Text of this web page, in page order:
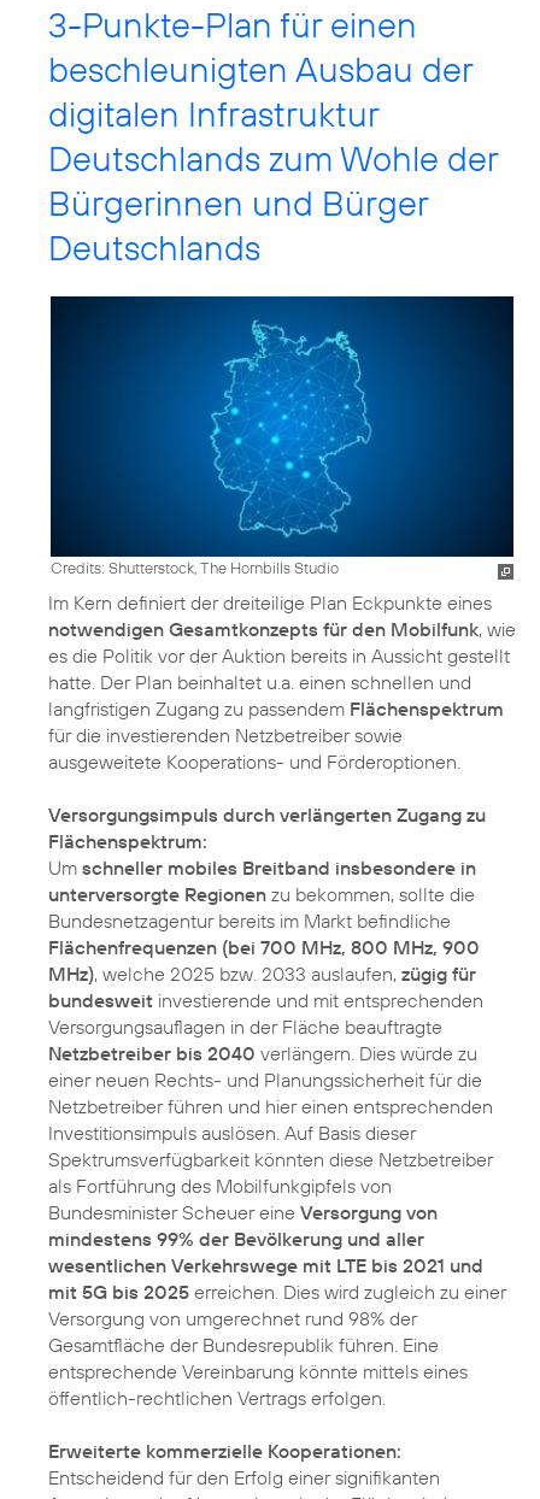
3-Punkte-Plan für einen
beschleunigten Ausbau der
digitalen Infrastruktur
Deutschlands zum Wohle der
Bürgerinnen und Bürger
Deutschlands
Credits: Shutterstock, The Hornbills Studio
Im Kern definiert der dreiteilige Plan Eckpunkte eines
notwendigen Gesamtkonzepts für den Mobilfunk, wie
es die Politik vor der Auktion bereits in Aussicht gestellt
hatte. Der Plan beinhaltet u.a. einen schnellen und
langfristigen Zugang zu passendem Flächenspektrum
für die investierenden Netzbetreiber sowie
ausgeweitete Kooperations- und Förderoptionen.
Versorgungsimpuls durch verlängerten Zugang zu
Flächenspektrum:
Um schneller mobiles Breitband insbesondere in
unterversorgte Regionen zu bekommen, sollte die
Bundesnetzagentur bereits im Markt befindliche
Flächenfrequenzen (bei 700 MHz, 800 MHz, 900
MHz), welche 2025 bzw. 2033 auslaufen, zügig für
bundesweit investierende und mit entsprechenden
Versorgungsauflagen in der Fläche beauftragte
Netzbetreiber bis 2040 verlängern. Dies würde zu
einer neuen Rechts- und Planungssicherheit für die
Netzbetreiber führen und hier einen entsprechenden
Investitionsimpuls auslösen. Auf Basis dieser
Spektrumsverfügbarkeit könnten diese Netzbetreiber
als Fortführung des Mobilfunkgipfels von
Bundesminister Scheuer eine Versorgung von
mindestens 99% der Bevölkerung und aller
wesentlichen Verkehrswege mit LTE bis 2021 und
mit 5G bis 2025 erreichen. Dies wird zugleich zu einer
Versorgung von umgerechnet rund 98% der
Gesamtfläche der Bundesrepublik führen. Eine
entsprechende Vereinbarung könnte mittels eines
öffentlich-rechtlichen Vertrags erfolgen.
Erweiterte kommerzielle Kooperationen:
Entscheidend für den Erfolg einer signifikanten